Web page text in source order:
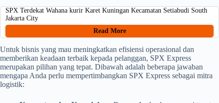
SPX Terdekat Wahana kurir Karet Kuningan Kecamatan Setiabudi South
Jakarta City
Read More
Untuk bisnis yang mau meningkatkan efisiensi operasional dan
memberikan keadaan terbaik kepada pelanggan, SPX Express
merupakan pilihan yang tepat. Dibawah adalah beberapa jawaban
mengapa Anda perlu mempertimbangkan SPX Express sebagai mitra
logistik: